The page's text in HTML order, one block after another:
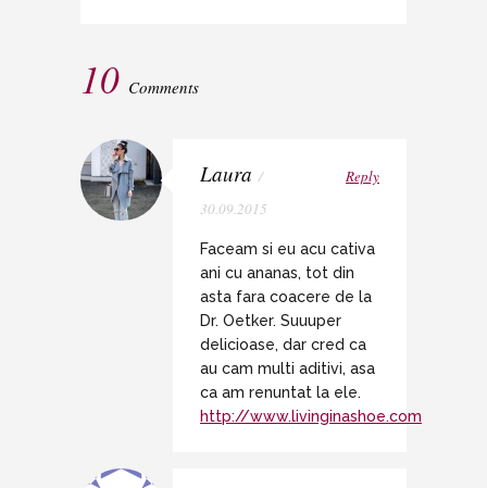
10 Comments
Laura /
30.09.2015
Reply
Faceam si eu acu cativa
ani cu ananas, tot din
asta fara coacere de la
Dr. Oetker. Suuuper
delicioase, dar cred ca
au cam multi aditivi, asa
ca am renuntat la ele.
http://www.livinginashoe.com